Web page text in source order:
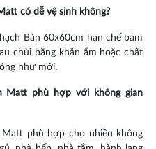
có dễ vệ sinh không?
Bàn 60x60cm hạn chế bám
chùi bằng khăn ẩm hoặc chất
như mới.
Matt phù hợp với không gian
phù hợp cho nhiều không